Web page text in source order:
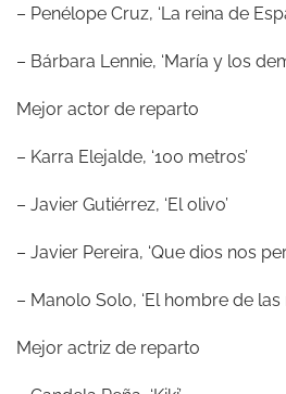
– Penélope Cruz, ‘La reina de
– Bárbara Lennie, ‘María y los
Mejor actor de reparto
– Karra Elejalde, ‘100 metros’
– Javier Gutiérrez, ‘El olivo’
– Javier Pereira, ‘Que dios nos
– Manolo Solo, ‘El hombre de las
Mejor actriz de reparto